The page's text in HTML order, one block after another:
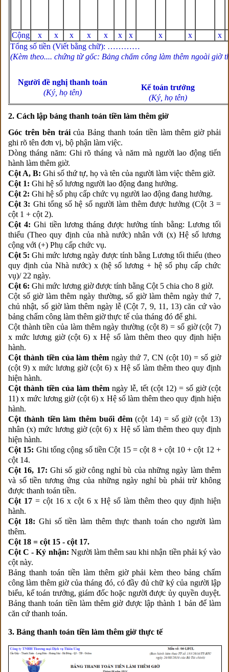
Cộng x x x x x x x x x
x
Tổng số tiền (Viết bằng chữ): …………
(Kèm theo.... chứng từ gốc: Bảng chấm công làm thêm ngoài
Người đề nghị thanh toán
(Ký, họ tên)
Kế toán trưởng
(Ký, họ tên)
2. Cách lập bảng thanh toán tiền làm thêm giờ
Góc trên bên tráicủa Bảng thanh toán tiền làm thêm giờ phải
ghi rõ tên đơn vị, bộ phận làm việc.
Dòng tháng năm: Ghi rõ tháng và năm mà người lao động tiến
hành làm thêm giờ.
Cột A, B: Ghi số thứ tự, họ và tên của người làm việc thêm giờ.
Cột 1: Ghi hệ số lương người lao động đang hưởng.
Cột 2: Ghi hệ số phụ cấp chức vụ người lao động đang hưởng.
Cột 3: Ghi tổng số hệ số người làm thêm được hưởng (Cột 3 =
cột 1 + cột 2).
Cột 4: Ghi tiền lương tháng được hưởng tính bằng: Lương tối
thiểu (Theo quy định của nhà nước) nhân với (x) Hệ số lương
cộng với (+) Phụ cấp chức vụ.
Cột 5: Ghi mức lương ngày được tính bằng Lương tối thiểu (theo
quy định của Nhà nước) x (hệ số lương + hệ số phụ cấp chức
vụ)/ 22 ngày.
Cột 6: Ghi mức lương giờ được tính bằng Cột 5 chia cho 8 giờ.
Cột số giờ làm thêm ngày thường, số giờ làm thêm ngày thứ 7,
chủ nhật, số giờ làm thêm ngày lễ (Cột 7, 9, 11, 13) căn cứ vào
bảng chấm công làm thêm giờ thực tế của tháng đó để ghi.
Cột thành tiền của làm thêm ngày thường (cột 8) = số giờ (cột 7)
x mức lương giờ (cột 6) x Hệ số làm thêm theo quy định hiện
hành.
Cột thành tiền của làm thêm ngày thứ 7, CN (cột 10) = số giờ
(cột 9) x mức lương giờ (cột 6) x Hệ số làm thêm theo quy định
hiện hành.
Cột thành tiền của làm thêm ngày lễ, tết (cột 12) = số giờ (cột
11) x mức lương giờ (cột 6) x Hệ số làm thêm theo quy định hiện
hành.
Cột thành tiền làm thêm buổi đêm(cột 14) = số giờ (cột 13)
nhân (x) mức lương giờ (cột 6) x Hệ số làm thêm theo quy định
hiện hành.
Cột 15: Ghi tổng cộng số tiền Cột 15 = cột 8 + cột 10 + cột 12 +
cột 14.
Cột 16, 17: Ghi số giờ công nghỉ bù của những ngày làm thêm
và số tiền tương ứng của những ngày nghỉ bù phải trừ không
được thanh toán tiền.
Cột 17 = cột 16 x cột 6 x Hệ số làm thêm theo quy định hiện
hành.
Cột 18: Ghi số tiền làm thêm thực thanh toán cho người làm
thêm.
Cột 18 = cột 15 - cột 17.
Cột C - Ký nhận: Người làm thêm sau khi nhận tiền phải ký vào
cột này.
Bảng thanh toán tiền làm thêm giờ phải kèm theo bảng chấm
công làm thêm giờ của tháng đó, có đầy đủ chữ ký của người lập
biểu, kế toán trưởng, giám đốc hoặc người được ủy quyền duyệt.
Bảng thanh toán tiền làm thêm giờ được lập thành 1 bản để làm
căn cứ thanh toán.
3. Bảng thanh toán tiền làm thêm giờ thực tế